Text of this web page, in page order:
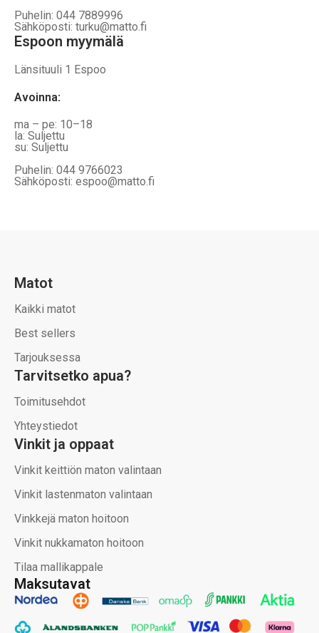
Puhelin: 044 7889996
Sähköposti: turku@matto.fi
Espoon myymälä
Länsituuli 1 Espoo
Avoinna:
ma – pe: 10–18
la: Suljettu
su: Suljettu
Puhelin: 044 9766023
Sähköposti: espoo@matto.fi
Maksutavat
Matot
Kaikki matot
Best sellers
Tarjouksessa
Tarvitsetko apua?
Toimitusehdot
Yhteystiedot
Vinkit ja oppaat
Vinkit keittiön maton valintaan
Vinkit lastenmaton valintaan
Vinkkejä maton hoitoon
Vinkit nukkamaton hoitoon
Tilaa mallikappale